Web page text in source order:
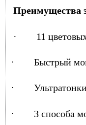
Преимущества
· 11
· Быстрый
· Ультратонкие
· 3 способа